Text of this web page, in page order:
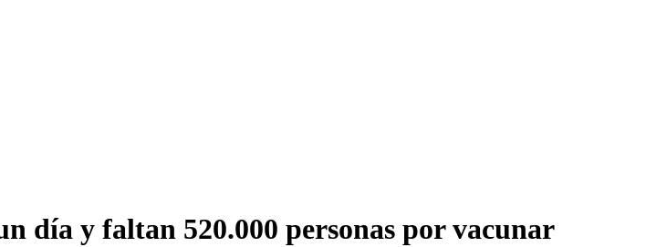
día y faltan 520.000 personas por vacunar